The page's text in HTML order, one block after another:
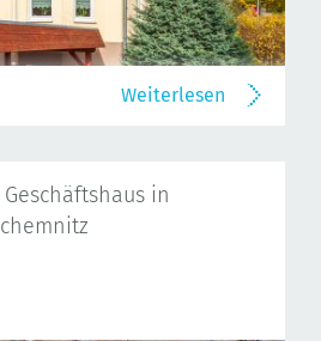
Weiterlesen
in